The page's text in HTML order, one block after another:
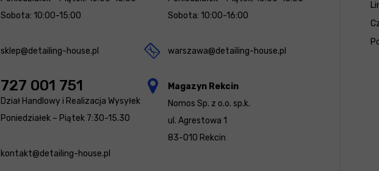
Sobota: 10:00-15:00
sklep@detailing-house.pl
727 001 751
Dział Handlowy i Realizacja Wysyłek
Poniedziałek – Piątek 7:30-15.30
kontakt@detailing-house.pl
Sobota: 10:00-16:00
warszawa@detailing-house.pl
Magazyn Rekcin
Nomos Sp. z o.o. sp.k.
ul. Agrestowa 1
83-010 Rekcin